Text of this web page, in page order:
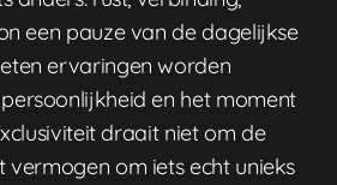
een pauze van de dagelijkse
ervaringen worden
en het moment
draait niet om de
vermogen om iets echt unieks